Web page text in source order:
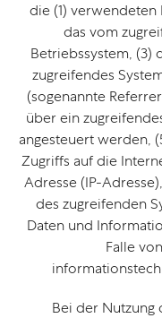
die (1)
das vom
Betriebssystem, (3)
zugreifendes
(sogenannte
über ein
angesteuert werden,
Zugriffs auf die
Adresse (IP-
des zugreifenden
Daten und
Falle
Bei der Nutzung